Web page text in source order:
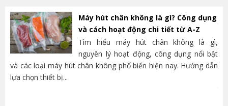
Máy hút chân không là gì? Công dụng
và cách hoạt động chi tiết từ A-Z
Tìm hiểu máy hút chân không là gì,
nguyên lý hoạt động, công dụng nổi bật
và các loại máy hút chân không phổ biến hiện nay. Hướng dẫn
lựa chọn thiết bị...